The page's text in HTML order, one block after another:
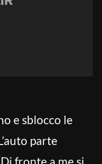
e sblocco le
parte
fronte a me si